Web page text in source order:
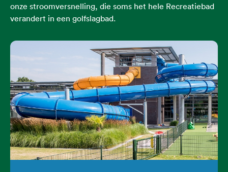
onze stroomversnelling, die soms het hele Recreatiebad
verandert in een golfslagbad.